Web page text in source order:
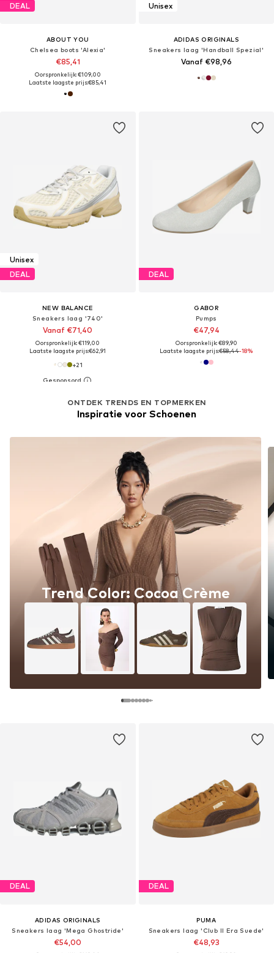
DEAL
ABOUT YOU
Chelsea boots 'Alexia'
€85,41
Oorspronkelijk: €109,00
Laatste laagste prijs:€85,41
Unisex
ADIDAS ORIGINALS
Sneakers laag 'Handball Spezial'
Vanaf €98,96
Unisex
DEAL
NEW BALANCE
Sneakers laag '740'
Vanaf €71,40
Oorspronkelijk: €119,00
Laatste laagste prijs:€62,91
+21
DEAL
GABOR
Pumps
€47,94
Oorspronkelijk: €89,90
Laatste laagste prijs:€58,44-18%
DEAL
ADIDAS ORIGINALS
Sneakers laag 'Mega Ghostride'
€54,00
ONTDEK TRENDS EN TOPMERKEN
Inspiratie voor Schoenen
Trend Color: Cocoa Crème
DEAL
PUMA
Sneakers laag 'Club II Era Suede'
€48,93